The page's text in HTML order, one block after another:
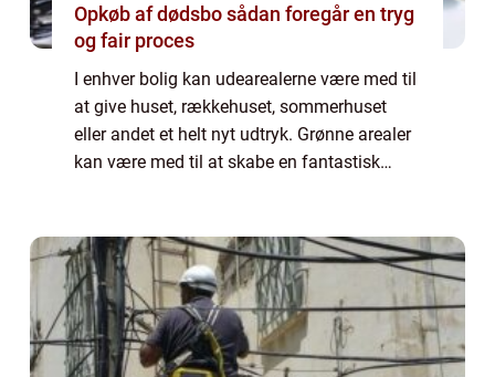
Opkøb af dødsbo sådan foregår en tryg
og fair proces
I enhver bolig kan udearealerne være med til
at give huset, rækkehuset, sommerhuset
eller andet et helt nyt udtryk. Grønne arealer
kan være med til at skabe en fantastisk
nemlig med a...